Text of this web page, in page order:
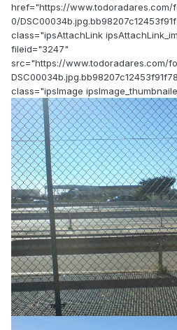
href="https://www.todoradares.com/
0/
class="ipsAttachLink
fileid="3247"
src="https://www.todoradares.com/
class="ipsImage